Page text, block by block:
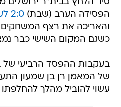
סיר הלחץ בבית"ר ירושלים
הפסידה הערב (שבת)2:0 לעירוני קרית שמונה
והאריכה את רצף המשחקים
כשגם המקום השישי כבר
בעקבות ההפסד הרביעי של
של המאמן רן בן שמעון
עשוי להוביל מהלך